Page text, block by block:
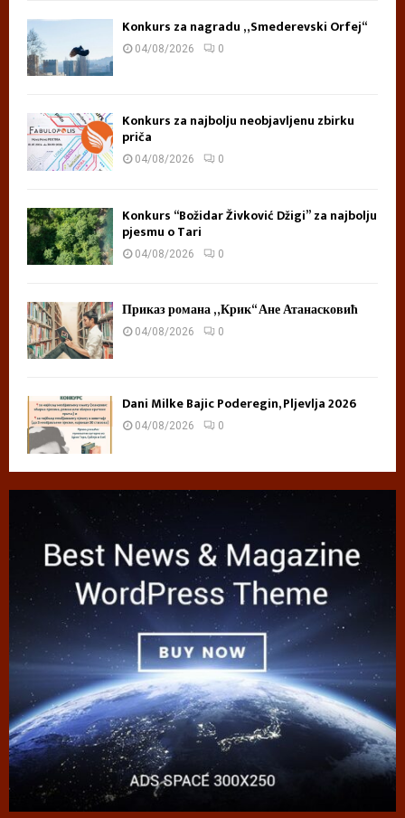
Konkurs za nagradu „Smederevski Orfej“
04/08/2026 0
Konkurs za najbolju neobjavljenu zbirku
priča
04/08/2026 0
Konkurs “Božidar Živković Džigi” za najbolju
pjesmu o Tari
04/08/2026 0
Приказ романа „Крик“ Ане Атанасковић
04/08/2026 0
Dani Milke Bajic Poderegin, Pljevlja 2026
04/08/2026 0